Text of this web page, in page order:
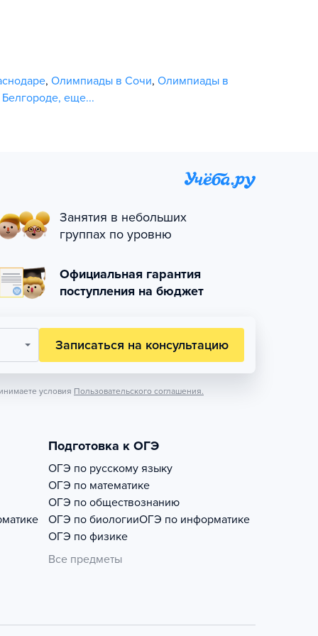
, Олимпиады в Сочи, Олимпиады в
, еще...
Занятия в небольших
группах по уровню
Официальная гарантия
поступления на бюджет
Записаться на консультацию
условия Пользовательского соглашения.
Подготовка к ОГЭ
ОГЭ по русскому языку
ОГЭ по математике
ОГЭ по обществознанию
ОГЭ по биологииОГЭ по информатике
ОГЭ по физике
Все предметы